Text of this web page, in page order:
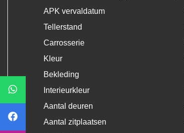
APK vervaldatum
Tellerstand
Carrosserie
Kleur
Bekleding
Interieurkleur
Aantal deuren
Aantal zitplaatsen